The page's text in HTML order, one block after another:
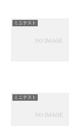
ミニテスト
ミニテスト